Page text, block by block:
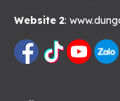
Website 2: